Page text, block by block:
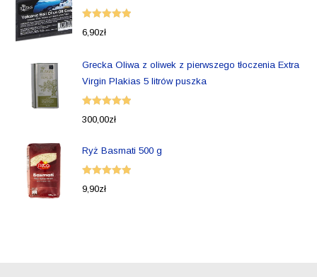
Oceniono
6,90zł
Grecka Oliwa z oliwek z pierwszego tłoczenia Extra
Virgin Plakias 5 litrów puszka
Oceniono
300,00zł
Ryż Basmati 500 g
Oceniono
9,90zł